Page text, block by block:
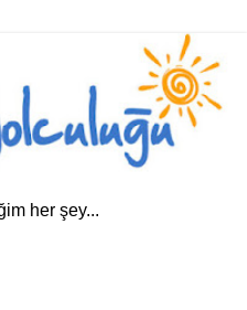
her şey...